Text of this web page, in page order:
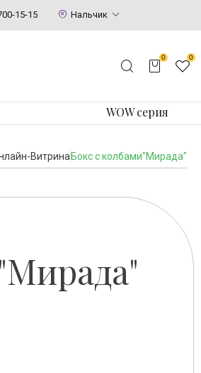
15-15 Нальчик
0 0
WOW серия
Витрина Бокс с колбами"Мирада"